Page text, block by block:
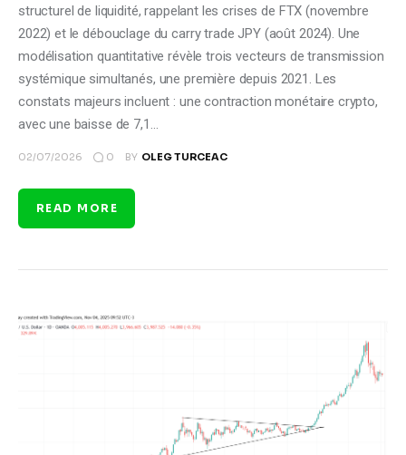
structurel de liquidité, rappelant les crises de FTX (novembre
2022) et le débouclage du carry trade JPY (août 2024). Une
modélisation quantitative révèle trois vecteurs de transmission
systémique simultanés, une première depuis 2021. Les
constats majeurs incluent : une contraction monétaire crypto,
avec une baisse de 7,1…
02/07/2026 0 BY OLEG TURCEAC
READ MORE